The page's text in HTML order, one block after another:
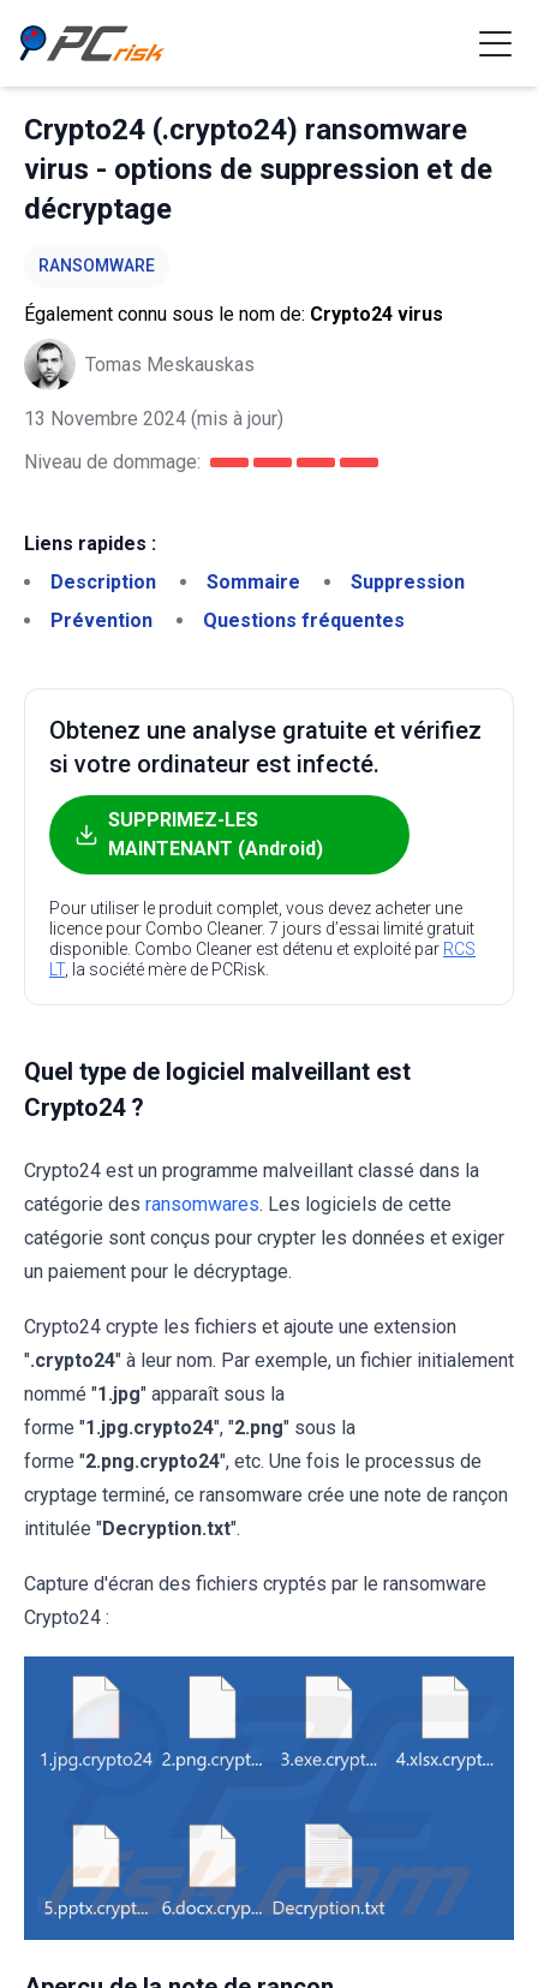
Crypto24 (.crypto24) ransomware
virus - options de suppression et de
décryptage
RANSOMWARE
Également connu sous le nom de: Crypto24 virus
Tomas Meskauskas
13 Novembre 2024 (mis à jour)
Niveau de dommage:
Liens rapides :
Description
Sommaire
Suppression
Prévention
Questions fréquentes
Obtenez une analyse gratuite et vérifiez
si votre ordinateur est infecté.
SUPPRIMEZ-LES
MAINTENANT (Android)
Pour utiliser le produit complet, vous devez acheter une
licence pour Combo Cleaner. 7 jours d’essai limité gratuit
disponible. Combo Cleaner est détenu et exploité par RCS
LT, la société mère de PCRisk.
Quel type de logiciel malveillant est
Crypto24 ?
Crypto24 est un programme malveillant classé dans la
catégorie des ransomwares. Les logiciels de cette
catégorie sont conçus pour crypter les données et exiger
un paiement pour le décryptage.
Crypto24 crypte les fichiers et ajoute une extension
".crypto24" à leur nom. Par exemple, un fichier initialement
nommé "1.jpg" apparaît sous la
forme "1.jpg.crypto24", "2.png" sous la
forme "2.png.crypto24", etc. Une fois le processus de
cryptage terminé, ce ransomware crée une note de rançon
intitulée "Decryption.txt".
Capture d'écran des fichiers cryptés par le ransomware
Crypto24 :